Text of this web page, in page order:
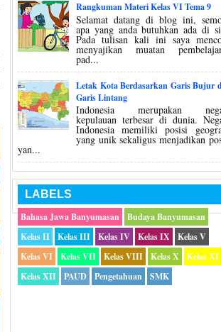
Rangkuman Materi Kelas VI Tema 9
Selamat datang di blog ini,
apa yang anda butuhkan ada di
Pada tulisan kali ini saya
menyajikan muatan
pad...
Letak Kota Berdasarkan Garis Bujur
Garis Lintang
Indonesia merupakan
kepulauan terbesar di dunia.
Indonesia memiliki posisi
yang unik sekaligus menjadikan
yan...
LABELS
Bahasa Jawa Banyumasan
Budaya Banyumasan
Kelas II
Kelas III Kelas IV Kelas IX
Kelas V
Kelas VI
Kelas VII Kelas VIII Kelas X
Kelas XI
Kelas XII
PAUD Pengetahuan SMK